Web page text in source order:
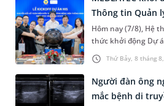
Thứ Bảy, 8 tháng
Thông tin Quản
Hôm nay (7/8), Hệ
thức khởi động Dự
Quản lý Bệnh viện
System) giai đoạn
Người đàn ông
mắc bệnh di